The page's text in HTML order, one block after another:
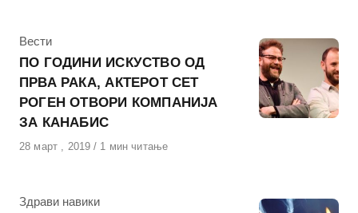
КАтегорија
Вести
ПО ГОДИНИ ИСКУСТВО ОД
ПРВА РАКА, АКТЕРОТ СЕТ
РОГЕН ОТВОРИ КОМПАНИЈА
ЗА КАНАБИС
Објавено
28 март , 2019 1 мин читање
КАтегорија
Здрави навики